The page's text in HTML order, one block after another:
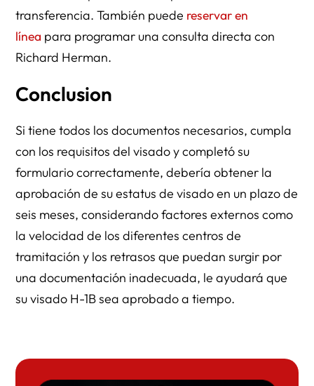
transferencia. También puede reservar en
línea para programar una consulta directa con
Richard Herman.
Conclusion
Si tiene todos los documentos necesarios, cumpla
con los requisitos del visado y completó su
formulario correctamente, debería obtener la
aprobación de su estatus de visado en un plazo de
seis meses, considerando factores externos como
la velocidad de los diferentes centros de
tramitación y los retrasos que puedan surgir por
una documentación inadecuada, le ayudará que
su visado H-1B sea aprobado a tiempo.